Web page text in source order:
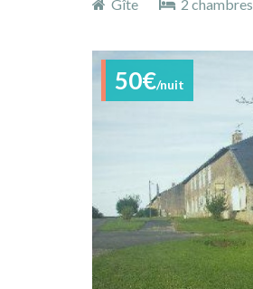
Gîte
2 chambres
50€/nuit